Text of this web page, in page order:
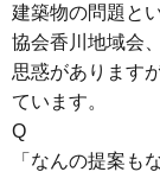
建築物の問題と
協会香川地域会
思惑があります
ています。
Q
「なんの提案も